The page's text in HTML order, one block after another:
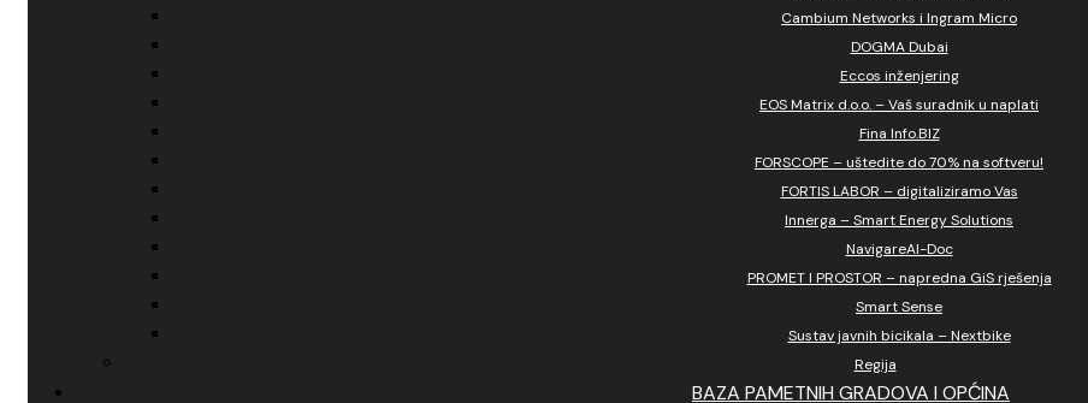
Cambium Networks i Ingram Micro
DOGMA Dubai
Eccos inženjering
EOS Matrix d.o.o. – Vaš suradnik u naplati
Fina Info.BIZ
FORSCOPE – uštedite do 70% na softveru!
FORTIS LABOR – digitaliziramo Vas
Innerga – Smart Energy Solutions
NavigareAI-Doc
PROMET I PROSTOR – napredna GiS rješenja
Smart Sense
Sustav javnih bicikala – Nextbike
Regija
BAZA PAMETNIH GRADOVA I OPĆINA